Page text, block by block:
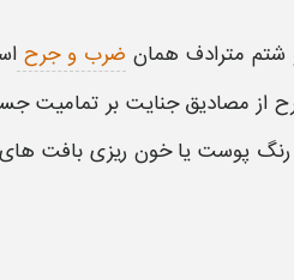
مترادف همان ضرب و جرح
از مصادیق جنایت بر تمامیت
رنگ پوست یا خون ریزی بافت